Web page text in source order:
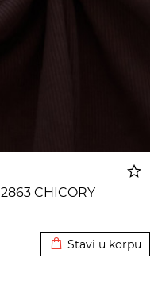
CHICORY
Stavi u korpu